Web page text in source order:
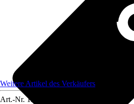
Weitere Artikel des Verkäufers
Art.-Nr. 12598296